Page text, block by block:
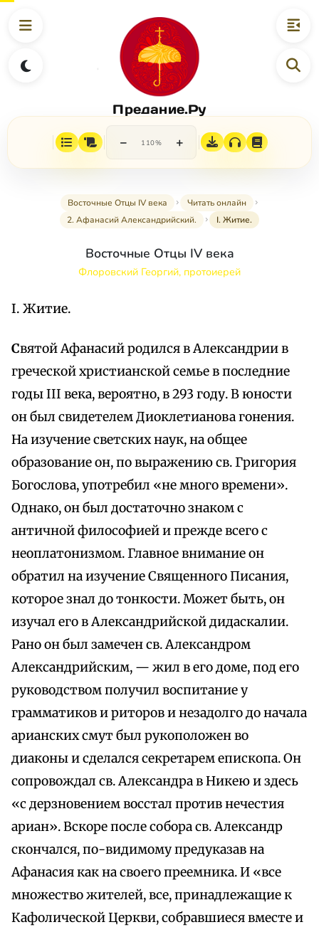
Предание.Ру
− 110% +
Восточные Отцы IV века
Читать онлайн
2. Афанасий Александрийский.
I. Житие.
Восточные Отцы IV века
Флоровский Георгий, протоиерей
I. Житие.
Святой Афанасий родился в Александрии в
греческой христианской семье в последние
годы III века, вероятно, в 293 году. В юности
он был свидетелем Диоклетианова гонения.
На изучение светских наук, на общее
образование он, по выражению св. Григория
Богослова, употребил «не много времени».
Однако, он был достаточно знаком с
античной философией и прежде всего с
неоплатонизмом. Главное внимание он
обратил на изучение Священного Писания,
которое знал до тонкости. Может быть, он
изучал его в Александрийской дидаскалии.
Рано он был замечен св. Александром
Александрийским, — жил в его доме, под его
руководством получил воспитание у
грамматиков и риторов и незадолго до начала
арианских смут был рукоположен во
диаконы и сделался секретарем епископа. Он
сопровождал св. Александра в Никею и здесь
«с дерзновением восстал против нечестия
apиан». Вскоре после собора св. Александр
скончался, по-видимому предуказав на
Афанасия как на своего преемника. И «все
множество жителей, все, принадлежащие к
Кафолической Церкви, собравшиеся вместе и